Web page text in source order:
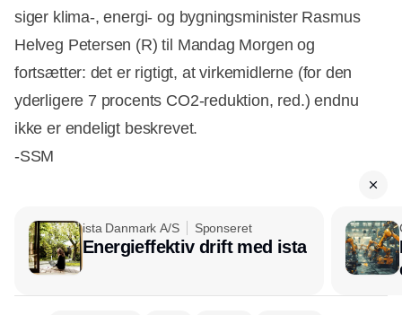
siger klima-, energi- og bygningsminister Rasmus
Helveg Petersen (R) til Mandag Morgen og
fortsætter: det er rigtigt, at virkemidlerne (for den
yderligere 7 procents CO2-reduktion, red.) endnu
ikke er endeligt beskrevet.
-SSM
ista Danmark A/S Sponseret
Energieffektiv drift med ista